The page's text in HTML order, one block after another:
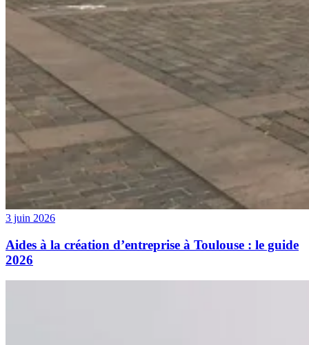
3 juin 2026
Aides à la création d’entreprise à Toulouse : le guide
2026